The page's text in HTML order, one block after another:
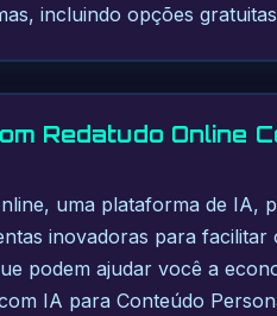
incluindo opções
Redatudo Online
uma plataforma de IA,
inovadoras para facilitar
podem ajudar você a
IA para Conteúdo